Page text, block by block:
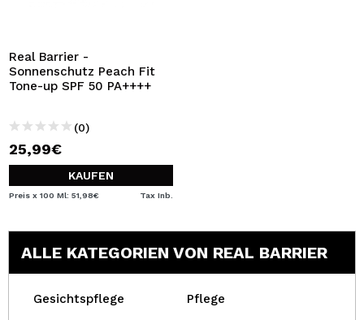
Real Barrier -
Sonnenschutz Peach Fit
Tone-up SPF 50 PA++++
(0)
25,99€
KAUFEN
Preis x 100 Ml: 51,98€ Tax Inb.
ALLE KATEGORIEN VON REAL BARRIER
Gesichtspflege Pflege